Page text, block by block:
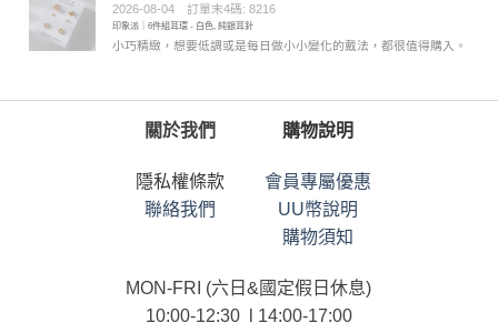
評分5滿
分 5
2026-08-04 訂單末4碼: 8216
印象派｜6件組耳環 - 白色, 純銀耳針
小巧精緻，想要低調或是每日做小小變化的戴法，都很值得購入。
關於我們
隱私權條款
聯絡我們
購物說明
會員專屬優惠
UU幣說明
購物須知
MON-FRI (六日&國定假日休息)
10:00-12:30 l 14:00-17:00